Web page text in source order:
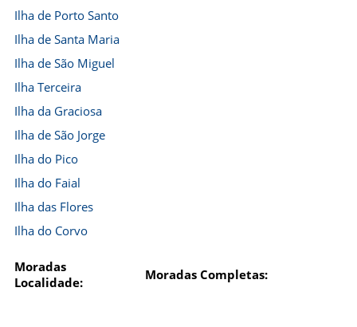
Ilha de Porto Santo
Ilha de Santa Maria
Ilha de São Miguel
Ilha Terceira
Ilha da Graciosa
Ilha de São Jorge
Ilha do Pico
Ilha do Faial
Ilha das Flores
Ilha do Corvo
Moradas
Localidade:
Moradas Completas: